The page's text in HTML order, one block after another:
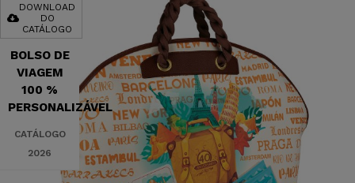
DOWNLOAD
DO
CATÁLOGO
BOLSO DE
VIAGEM
100 %
PERSONALIZÁVEL
CATÁLOGO
2026